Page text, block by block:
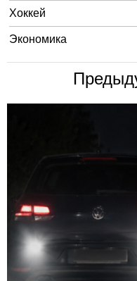
Хоккей
Экономика